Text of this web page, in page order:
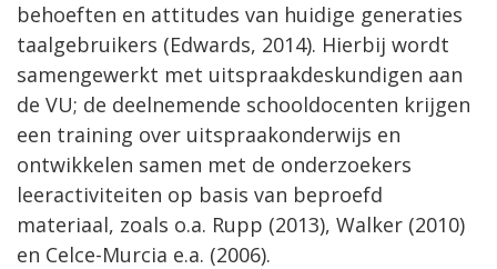
behoeften en attitudes van huidige generaties
taalgebruikers (Edwards, 2014). Hierbij wordt
samengewerkt met uitspraakdeskundigen aan
de VU; de deelnemende schooldocenten krijgen
een training over uitspraakonderwijs en
ontwikkelen samen met de onderzoekers
leeractiviteiten op basis van beproefd
materiaal, zoals o.a. Rupp (2013), Walker (2010)
en Celce-Murcia e.a. (2006).